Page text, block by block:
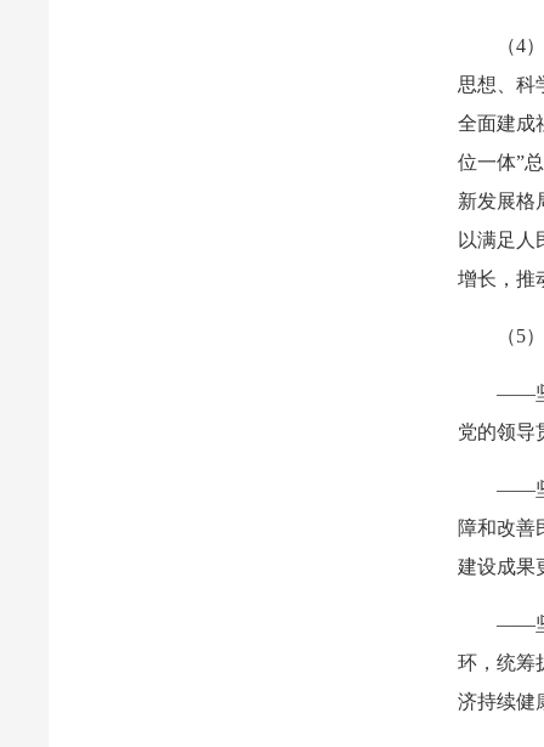
（4
思想、科
全面建成
位一体”
新发展格
以满足人
增长，推
（5
——坚
党的领导
——坚
障和改善
建设成果
——坚
环，统筹
济持续健